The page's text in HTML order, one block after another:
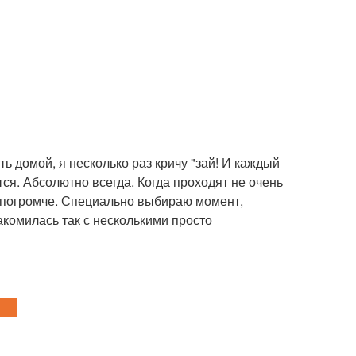
домой, я несколько раз кричу "зай! И каждый
Абсолютно всегда. Когда проходят не очень
Специально выбираю момент,
так с несколькими просто